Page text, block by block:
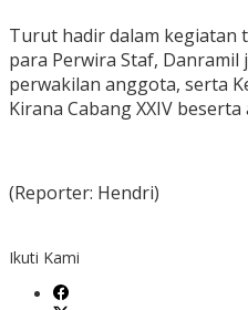
Turut hadir dalam kegiatan
para Perwira Staf, Danramil
perwakilan anggota, serta
Kirana Cabang XXIV
(Reporter: Hendri)
Ikuti Kami